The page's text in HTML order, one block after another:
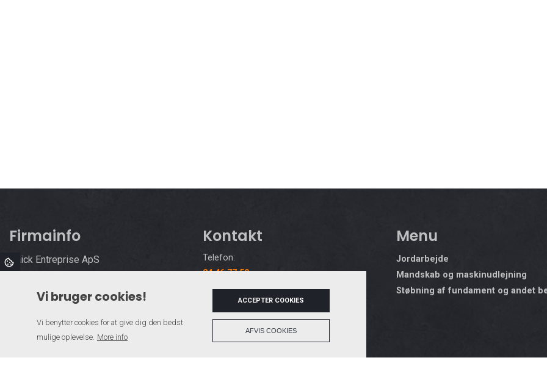
Firmainfo
Paick Entreprise ApS
5772 Kværndrup
Kontakt
Telefon:
24 46 77 50
Email:
kontor@paick.nu
Menu
Jordarbejde
Mandskab og maskinudlejning
Støbning af fundament og andet
Vi bruger cookies!
Vi benytter cookies for at give dig den bedst
mulige oplevelse. More info
ACCEPTER COOKIES
AFVIS COOKIES